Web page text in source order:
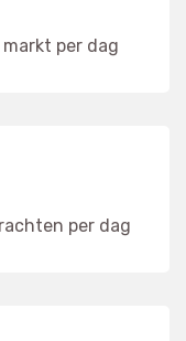
per dag
per dag